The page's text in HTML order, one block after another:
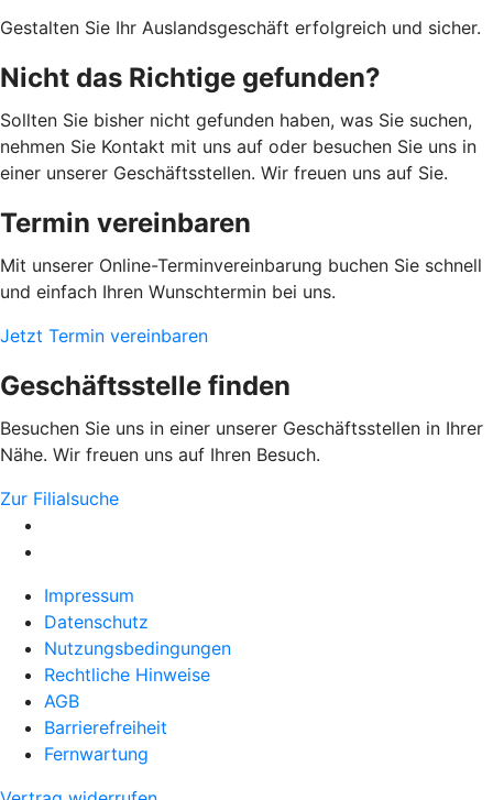
Gestalten Sie Ihr Auslandsgeschäft erfolgreich und sicher.
Nicht das Richtige gefunden?
Sollten Sie bisher nicht gefunden haben, was Sie suchen,
nehmen Sie Kontakt mit uns auf oder besuchen Sie uns in
einer unserer Geschäftsstellen. Wir freuen uns auf Sie.
Termin vereinbaren
Mit unserer Online-Terminvereinbarung buchen Sie schnell
und einfach Ihren Wunschtermin bei uns.
Jetzt Termin vereinbaren
Geschäftsstelle finden
Besuchen Sie uns in einer unserer Geschäftsstellen in Ihrer
Nähe. Wir freuen uns auf Ihren Besuch.
Zur Filialsuche
Impressum
Datenschutz
Nutzungsbedingungen
Rechtliche Hinweise
AGB
Barrierefreiheit
Fernwartung